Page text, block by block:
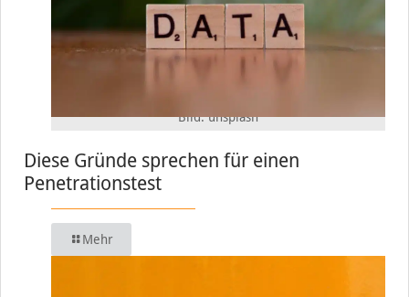
Bild: unsplash
Diese Gründe sprechen für einen
Penetrationstest
Mehr